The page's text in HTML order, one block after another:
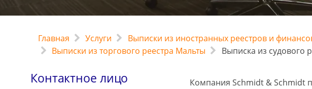
Главная Услуги Выписки из иностранных реестров и
Выписки из торгового реестра Мальты
Выписка из судового
Контактное лицо
Компания Schmidt & Schmidt